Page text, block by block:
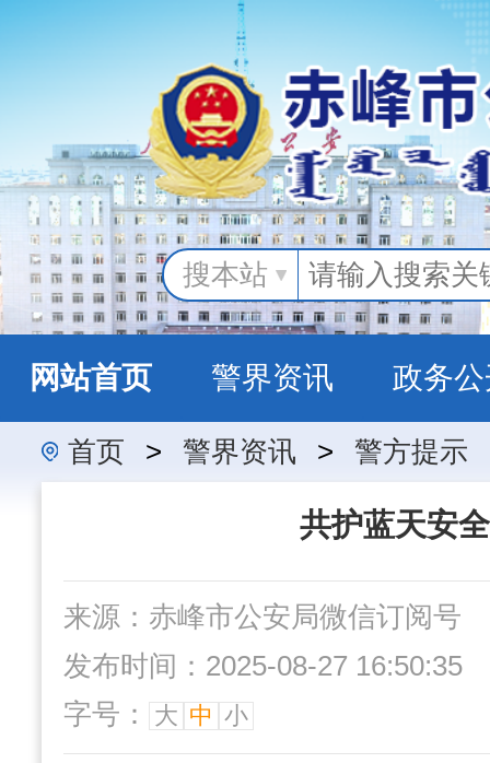
搜本站
网站首页 警界资讯 政务
警民互动
首页 > 警界资讯 > 警方提示
共护蓝天安
来源：赤峰市公安局微信订阅号
发布时间：2025-08-27 16:50:35
字号：
大 中 小